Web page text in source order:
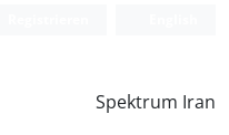
Spektrum Iran